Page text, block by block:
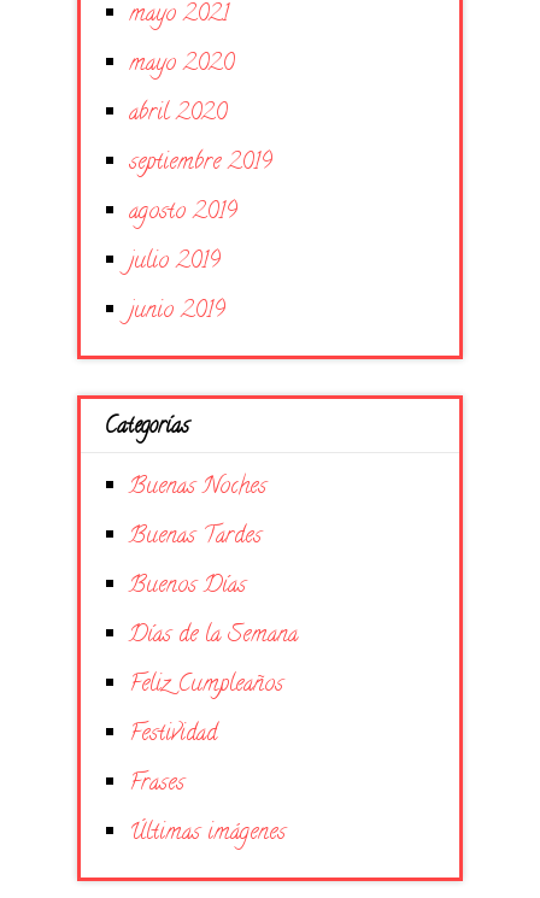
mayo 2021
mayo 2020
abril 2020
septiembre 2019
agosto 2019
julio 2019
junio 2019
Categorías
Buenas Noches
Buenas Tardes
Buenos Días
Días de la Semana
Feliz Cumpleaños
Festividad
Frases
Últimas imágenes